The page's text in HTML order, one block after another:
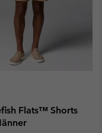
Flats™ Shorts